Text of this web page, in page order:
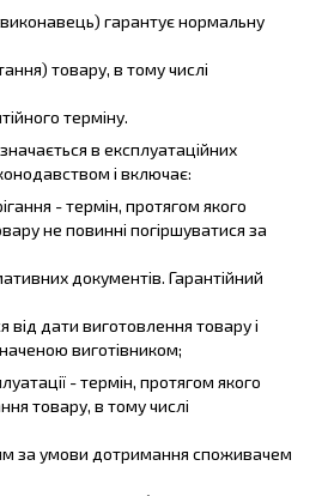
гарантує нормальну
товару, в тому числі
терміну.
в експлуатаційних
і включає:
- термін, протягом якого
не повинні погіршуватися за
документів. Гарантійний
від дати виготовлення товару і
виготівником;
- термін, протягом якого
товару, в тому числі
за умови дотримання споживачем